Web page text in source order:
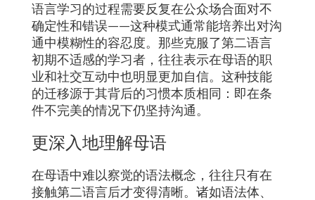
语言学习的过程需要反复在公众场合面对不
确定性和错误——这种模式通常能培养出对沟
通中模糊性的容忍度。那些克服了第二语言
初期不适感的学习者，往往表示在母语的职
业和社交互动中也明显更加自信。这种技能
的迁移源于其背后的习惯本质相同：即在条
件不完美的情况下仍坚持沟通。
更深入地理解母语
在母语中难以察觉的语法概念，往往只有在
接触第二语言后才变得清晰。诸如语法体、